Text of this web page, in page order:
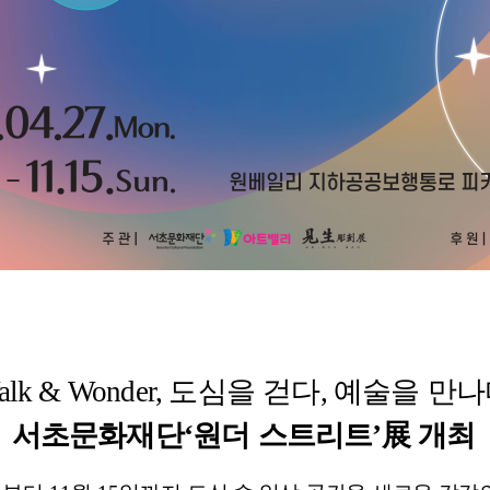
& Wonder, 도심을 걷다, 예술을 만
서초문화재단‘원더 스트리트’展 개최